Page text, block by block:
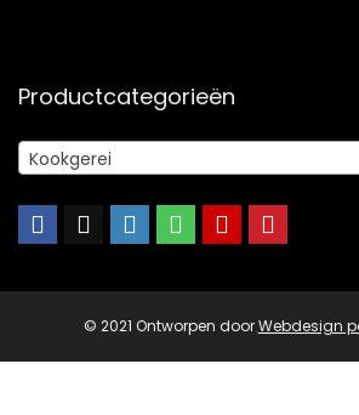
Productcategorieën
Kookgerei
© 2021 Ontworpen doorWebdesign